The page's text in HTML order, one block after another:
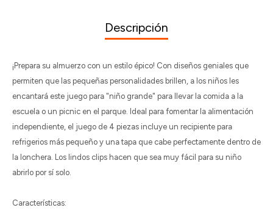
Descripción
¡Prepara su almuerzo con un estilo épico! Con diseños geniales que
permiten que las pequeñas personalidades brillen, a los niños les
encantará este juego para "niño grande" para llevar la comida a la
escuela o un picnic en el parque. Ideal para fomentar la alimentación
independiente, el juego de 4 piezas incluye un recipiente para
refrigerios más pequeño y una tapa que cabe perfectamente dentro de
la lonchera. Los lindos clips hacen que sea muy fácil para su niño
abrirlo por sí solo.
Características: